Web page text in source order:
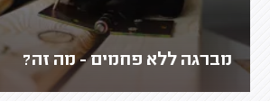
מברגה ללא פחמים - מה זה?